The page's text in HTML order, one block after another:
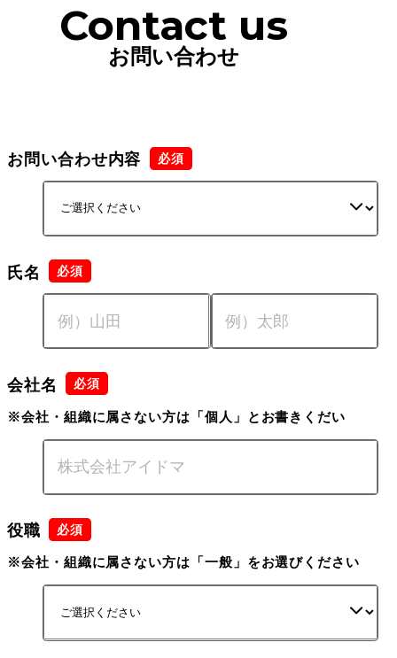
Contact us
お問い合わせ
お問い合わせ内容
氏名
会社名
※会社・組織に属さない方は「個人」とお書きくだい
役職
※会社・組織に属さない方は「一般」をお選びください